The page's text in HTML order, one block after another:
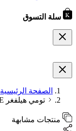
سلة التسوق
الصفحة الرئيسية
تومي هيلفغر HIGH LINE بيت لحاف 3 قطع
منتجات مشابهة